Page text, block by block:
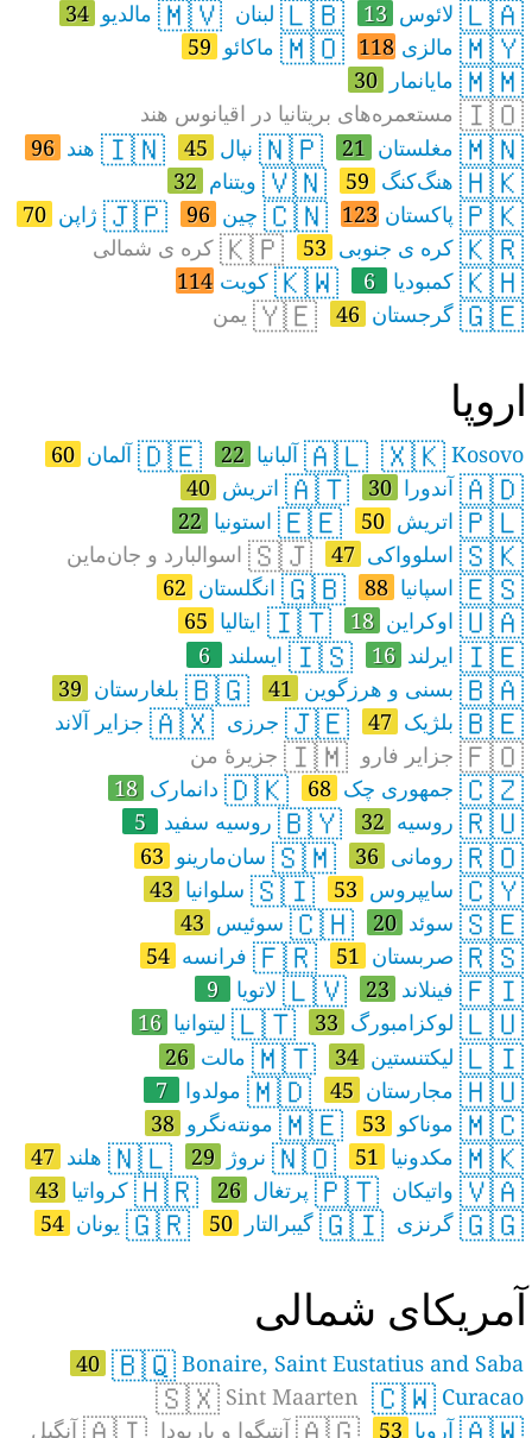
🇱🇦لائوس 13
🇱🇧لبنان 🇲🇻مالدیو 34
🇲🇾مالزی 118
🇲🇴ماکائو 59
🇲🇲مایانمار 30
🇮🇴مستعمره‌های بریتانیا در اقیانوس هند
🇲🇳مغلستان 21
🇳🇵نپال 45
🇮🇳هند 96
🇭🇰هنگ‌کنگ 59
🇻🇳ویتنام 32
🇵🇰پاکستان 123
🇨🇳چین 96
🇯🇵ژاپن 70
🇰🇷کره ی جنوبی 53
🇰🇵کره ی شمالی
🇰🇭کمبودیا 6
🇰🇼کویت 114
🇬🇪گرجستان 46
🇾🇪یمن
اروپا
🇽🇰 Kosovo
🇦🇱آلبانیا 22
🇩🇪آلمان 60
🇦🇩آندورا 30
🇦🇹اتريش 40
🇵🇱اتریش 50
🇪🇪استونیا 22
🇸🇰اسلوواکی 47
🇸🇯اسوالبارد و جان‌ماین
🇪🇸اسپانیا 88
🇬🇧انگلستان 62
🇺🇦اوکراین 18
🇮🇹ایتالیا 65
🇮🇪ایرلند 16
🇮🇸ایسلند 6
🇧🇦بسنی و هرزگوین 41
🇧🇬بلغارستان 39
🇧🇪بلژیک 47
🇯🇪جرزی 🇦🇽جزایر آلاند
🇫🇴جزایر فارو 🇮🇲جزیرهٔ من
🇨🇿جمهوری چک 68
🇩🇰دانمارک 18
🇷🇺روسیه 32
🇧🇾روسیه‌ سفید 5
🇷🇴رومانی 36
🇸🇲سان‌مارینو 63
🇨🇾سایپروس 53
🇸🇮سلوانیا 43
🇸🇪سوئد 20
🇨🇭سوئیس 43
🇷🇸صربستان 51
🇫🇷فرانسه 54
🇫🇮فینلاند 23
🇱🇻لاتویا 9
🇱🇺لوکزامبورگ 33
🇱🇹لیتوانیا 16
🇱🇮لیکتنستین 34
🇲🇹مالت 26
🇭🇺مجارستان 45
🇲🇩مولدوا 7
🇲🇨موناکو 53
🇲🇪مونته‌نگرو 38
🇲🇰مکدونیا 51
🇳🇴نروژ 29
🇳🇱هلند 47
🇻🇦واتیکان 🇵🇹پرتغال 26
🇭🇷کرواتیا 43
🇬🇬گرنزی 🇬🇮گیبرالتار 50
🇬🇷یونان 54
آمریکای شمالی
🇧🇶 Bonaire, Saint Eustatius and Saba
40
🇨🇼 Curacao
🇸🇽 Sint Maarten
آروبا 53 آنتیگوا و باربودا آنگیل